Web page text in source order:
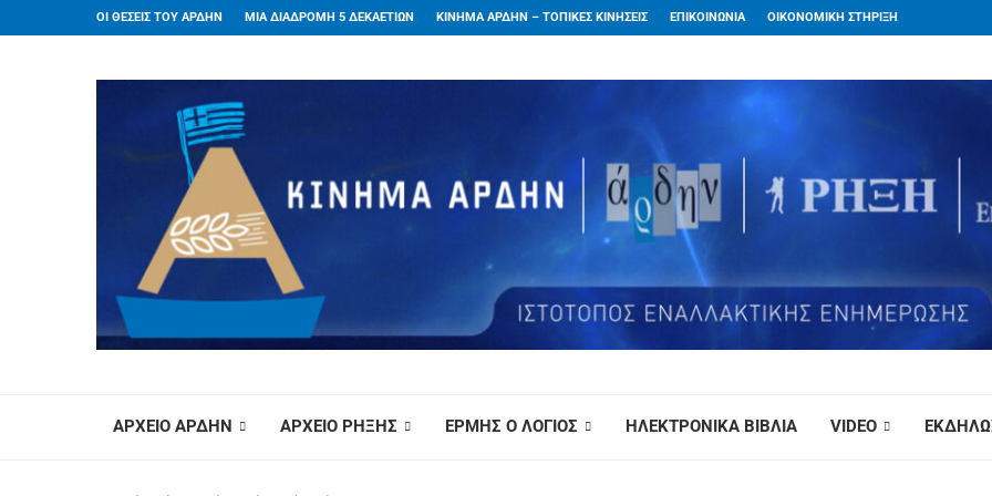
ΟΙ ΘΕΣΕΙΣ ΤΟΥ ΑΡΔΗΝ ΜΙΑ ΔΙΑΔΡΟΜΗ 5 ΔΕΚΑΕΤΙΩΝ ΚΙΝΗΜΑ ΑΡΔΗΝ – ΤΟΠΙΚΕΣ ΚΙΝΗΣΕΙΣ ΕΠΙΚΟΙΝΩΝΙΑ ΟΙΚΟΝΟΜΙΚΗ ΣΤΗΡΙΞΗ
ΑΡΧΕΙΟ ΑΡΔΗΝ ΑΡΧΕΙΟ ΡΗΞΗΣ ΕΡΜΗΣ Ο ΛΟΓΙΟΣ ΗΛΕΚΤΡΟΝΙΚΑ ΒΙΒΛΙΑ VIDEO